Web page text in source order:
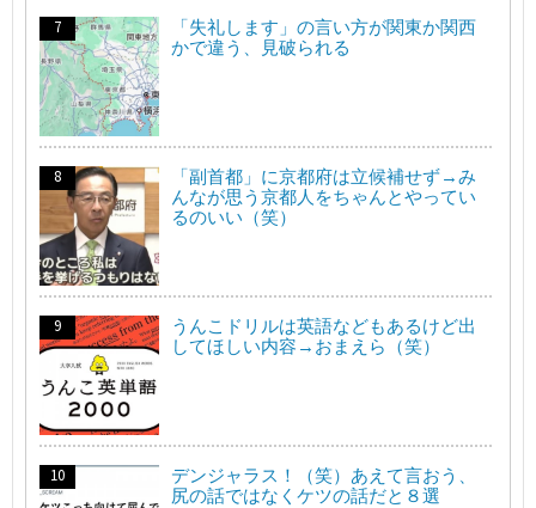
「失礼します」の言い方が関東か関西
かで違う、見破られる
「副首都」に京都府は立候補せず→み
んなが思う京都人をちゃんとやってい
るのいい（笑）
うんこドリルは英語などもあるけど出
してほしい内容→おまえら（笑）
デンジャラス！（笑）あえて言おう、
尻の話ではなくケツの話だと８選